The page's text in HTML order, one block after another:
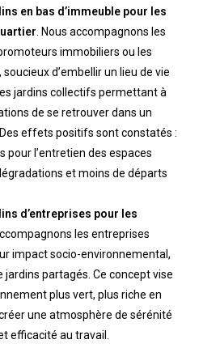
en bas d’immeuble pour les
. Nous accompagnons les
immobiliers ou les
soucieux d’embellir un lieu de vie
jardins collectifs permettant à
de se retrouver dans un
effets positifs sont constatés :
pour l’entretien des espaces
et moins de départs
d’entreprises pour les
les entreprises
impact socio-environnemental,
jardins partagés. Ce concept vise
plus vert, plus riche en
une atmosphère de sérénité
efficacité au travail.